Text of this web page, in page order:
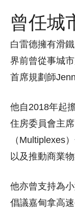
曾任城
白雷德擁有滑
界前曾從事城
首席規劃師
他自2018年起
住房委員會主
（Multiplexes
以及推動商業
他亦曾支持為
倡議嘉甸拿高